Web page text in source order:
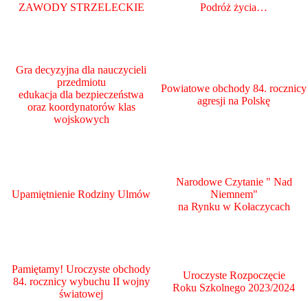
ZAWODY STRZELECKIE Podróż życia…
Gra decyzyjna dla nauczycieli
przedmiotu
edukacja dla bezpieczeństwa
oraz koordynatorów klas
wojskowych
Powiatowe obchody 84. rocznicy
agresji na Polskę
Upamiętnienie Rodziny Ulmów
Narodowe Czytanie " Nad
Niemnem"
na Rynku w Kołaczycach
Pamiętamy! Uroczyste obchody
84. rocznicy wybuchu II wojny
światowej
Uroczyste Rozpoczęcie
Roku Szkolnego 2023/2024